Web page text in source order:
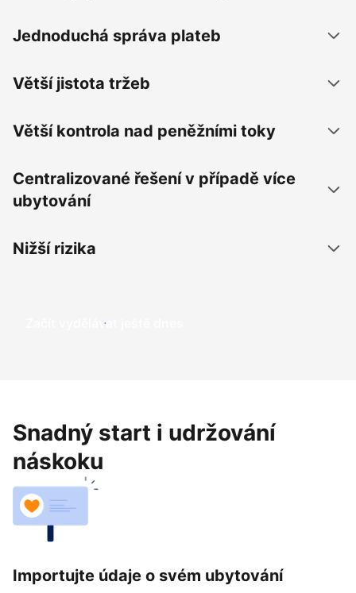
Jednoduchá správa plateb
Větší jistota tržeb
Větší kontrola nad peněžními toky
Centralizované řešení v případě více
ubytování
Nižší rizika
Začít vydělávat ještě dnes
Snadný start i udržování
náskoku
Importujte údaje o svém ubytování